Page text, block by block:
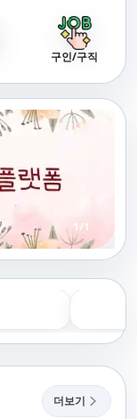
구인/구직
1 /1
더보기